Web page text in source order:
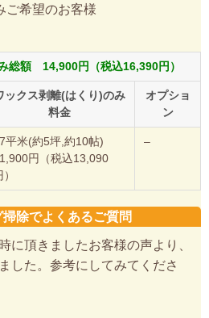
ご希望のお客様
総額 14,900円（税込16,390円）
ックス剥離(はくり)のみ
料金
オプショ
ン
平米(約5坪,約10帖)
円（税込13,090
–
除でよくあるご質問
に頂きましたお客様の声より、
した。参考にしてみてくださ